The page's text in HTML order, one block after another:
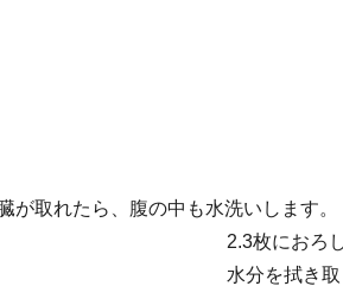
が取れたら、腹の中も水洗いします。
2.3枚におろ
水分を拭き取